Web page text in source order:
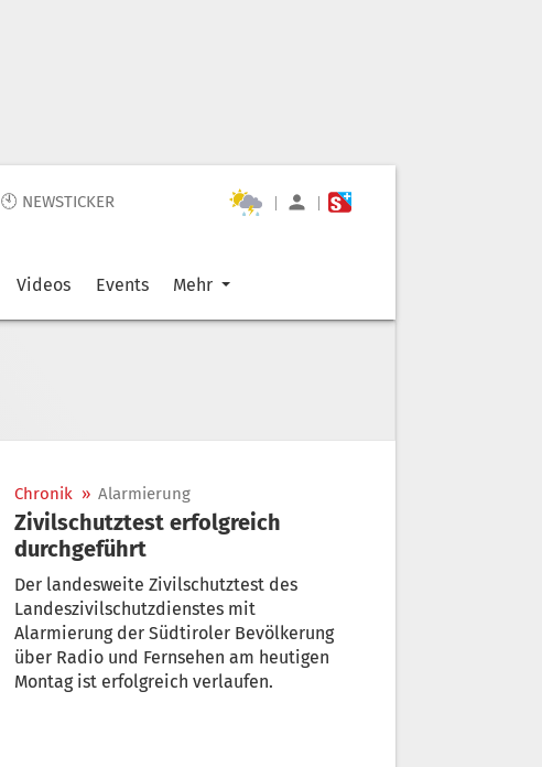
🕙 NEWSTICKER | |
Videos Events Mehr
Chronik » Alarmierung
Zivilschutztest erfolgreich
durchgeführt
Der landesweite Zivilschutztest des
Landeszivilschutzdienstes mit
Alarmierung der Südtiroler Bevölkerung
über Radio und Fernsehen am heutigen
Montag ist erfolgreich verlaufen.